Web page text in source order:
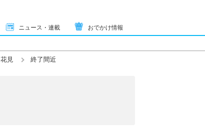
ニュース・連載 おでかけ情報
花見 終了間近